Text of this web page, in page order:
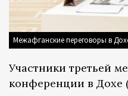
Межафганские переговоры в
Участники третьей
конференции в Дохе